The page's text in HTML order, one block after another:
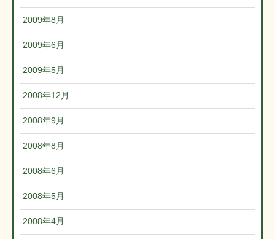
2009年8月
2009年6月
2009年5月
2008年12月
2008年9月
2008年8月
2008年6月
2008年5月
2008年4月